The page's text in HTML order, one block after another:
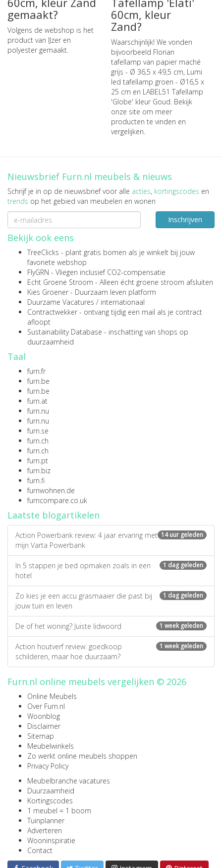
gemaakt?
Volgens de webshop is het
product van IJzer en
polyester gemaakt.
60cm, kleur
Zand?
Waarschijnlijk! We vonden
bijvoorbeeld Florian
tafellamp van papier maché
grijs - Ø 36,5 x 49,5 cm, Lumi
led tafellamp groen - Ø16,5 x
25 cm en LABEL51 Tafellamp
'Globe' kleur Goud. Bekijk
onze site om meer
producten te vinden en
vergelijken.
Nieuwsbrief Furn.nl meubels & nieuws
Schrijf je in op de nieuwsbrief voor alle acties, kortingscodes en
trends op het gebied van meubelen en wonen
Inschrijven
Bekijk ook eens
TreeClicks - plant gratis bomen als je winkelt bij jouw
favoriete webshop
FlyGRN - Vliegen inclusief CO2-compensatie
Echt Groene Stroom - Alleen écht groene stroom afsluiten
Kies Groener - Duurzaam leven platform
Duurzame Vacatures / internationaal
Contractwekker - ontvang tijdig een mail als je contract
afloopt
Sustainability Database - inschatting van shops op
duurzaamheid
Taal
furn.fr
furn.be
furn.be
furn.at
furn.nu
furn.nu
furn.se
furn.ch
furn.ch
furn.pt
furn.biz
furn.fi
furnwohnen.de
furncompare.co.uk
Laatste blogartikelen
14 uur geleden
Action Powerbank review: 4 jaar ervaring met
mijn Varta Powerbank
1 dag geleden
In 5 stappen je bed opmaken zoals in een
hotel
1 dag geleden
Zo kies je een accu grasmaaier die past bij
jouw tuin en leven
1 week geleden
De of het woning? Juiste lidwoord
1 week geleden
Action houtverf review: goedkoop
schilderen, maar hoe duurzaam?
Furn.nl online meubels vergelijken © 2026
Online Meubels
Over Furn.nl
Woonblog
Disclaimer
Sitemap
Meubelwinkels
Zo werkt online meubels shoppen
Privacy Policy
Meubelbranche vacatures
Duurzaamheid
Kortingscodes
1 meubel = 1 boom
Tuinplanner
Adverteren
Wooninspiratie
Contact